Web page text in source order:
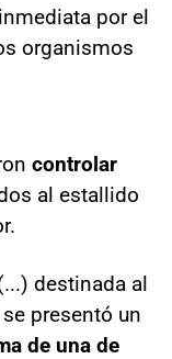
por el
organismos
controlar
al estallido
destinada al
se presentó un
de una de